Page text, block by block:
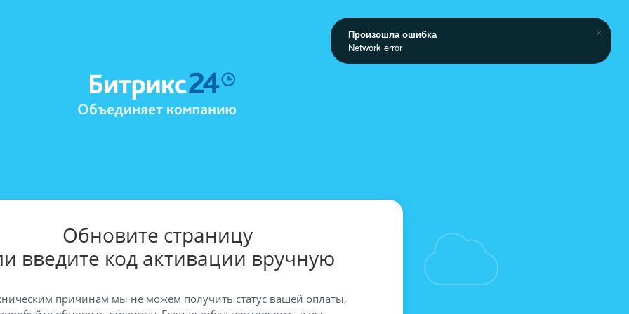
Обновите страницу
введите код активации вручную
причинам мы не можем получить статус вашей оплаты,
Произошла ошибка
Network error